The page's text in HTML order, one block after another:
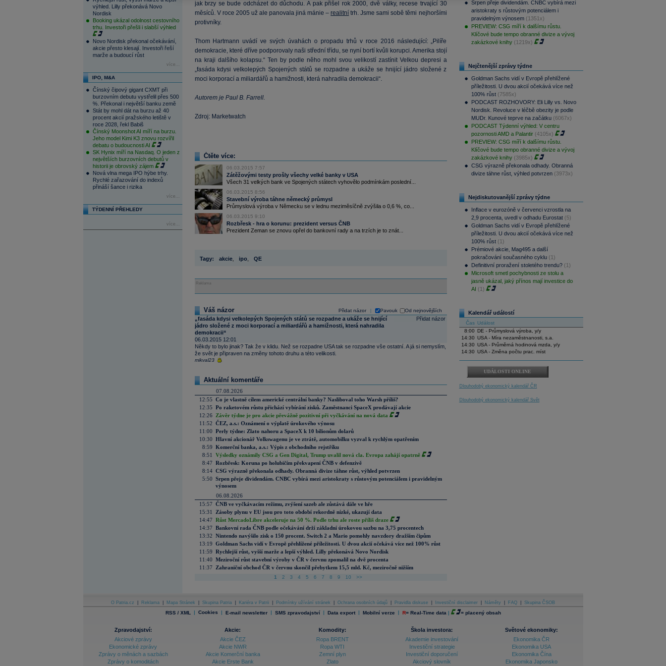
výhled. Lilly překonává Novo
Nordisk
Booking ukázal odolnost cestovního
trhu. Investoři přešli i slabší výhled
Novo Nordisk překonal očekávání,
akcie přesto klesají. Investoři řeší
marže a budoucí růst
více...
IPO, M&A
Čínský čipový gigant CXMT při
burzovním debutu vystřelil přes 500
%. Překonal i největší banku země
Stát by mohl dát na burzu až 40
procent akcií pražského letiště v
roce 2028, řekl Babiš
Čínský Moonshot AI míří na burzu.
Jeho model Kimi K3 znovu rozvířil
debatu o budoucnosti AI
SK Hynix míří na Nasdaq. O jeden z
největších burzovních debutů v
historii je obrovský zájem
Nová vlna mega IPO hýbe trhy.
Rychlé zařazování do indexů
přináší šance i rizika
více...
TÝDENNÍ PŘEHLEDY
více...
jak brzy se bude odcházet do důchodu. A pak přišel rok 2000, dvě války, recese trvající 30
měsíců. V roce 2005 už ale panovala jiná mánie –realitní trh. Jsme sami sobě těmi nejhoršími
protivníky.
Thom Hartmann uvádí ve svých úvahách o propadu trhů v roce 2016 následující: „Pilíře
demokracie, které dříve podporovaly naši střední třídu, se nyní bortí kvůli korupci. Amerika stojí
na kraji dalšího kolapsu.“ Ten by podle něho mohl svou velikostí zastínit Velkou depresi a
„fasáda kdysi velkolepých Spojených států se rozpadne a ukáže se hnijící jádro složené z
moci korporací a miliardářů a hamižnosti, která nahradila demokracii“.
Autorem je Paul B. Farrell.
Zdroj: Marketwatch
Čtěte více:
06.03.2015 7:57
Zátěžovými testy prošly všechy velké banky v USA
Všech 31 velkých bank ve Spojených státech vyhovělo podmínkám poslední...
06.03.2015 8:56
Stavební výroba táhne německý průmysl
Průmyslová výroba v Německu se v lednu meziměsíčně zvýšila o 0,6 %, co...
06.03.2015 9:10
Rozbřesk - hra o korunu: prezident versus ČNB
Prezident Zeman se znovu opřel do bankovní rady a na trzích je to znát...
Tagy: akcie, ipo, QE
Reklama
Přidat názor Pavouk Od nejnovějších
Váš názor
Přidat názor
„fasáda kdysi velkolepých Spojených států se rozpadne a ukáže se hnijící
jádro složené z moci korporací a miliardářů a hamižnosti, která nahradila
demokracii“
06.03.2015 12:01
Někdy to bylo jinak? Tak že v klidu. Než se rozpadne USA tak se rozpadne vše ostatní. A já si nemyslím,
že svět je připraven na změny tohoto druhu a této velikosti.
mikval23
Aktuální komentáře
07.08.2026
12:55 Co je vlastně cílem americké centrální banky? Nasliboval toho Warsh příliš?
12:35 Po raketovém růstu přichází vybírání zisků. Zaměstnanci SpaceX prodávají akcie
12:26
Závěr týdne je pro akcie převážně pozitivní při vyčkávání na nová data
11:52 ČEZ, a.s.: Oznámení o výplatě úrokového výnosu
11:00 Perly týdne: Zlato nahoru a SpaceX k 10 bilionům dolarů
10:30 Hlavní akcionář Volkswagenu je ve ztrátě, automobilku vyzval k rychlým opatřením
8:59 Komerční banka, a.s.: Výpis z obchodního rejstříku
8:51
Výsledky oznámily CSG a Gen Digital, Trump uvalil nová cla. Evropa zahájí opatrně
8:47 Rozbřesk: Koruna po holubičím překvapení ČNB v defenzivě
8:14 CSG výrazně překonala odhady. Obranná divize táhne růst, výhled potvrzen
5:50 Srpen přeje dividendám. CNBC vybírá mezi aristokraty s růstovým potenciálem i pravidelným
výnosem
06.08.2026
15:57 ČNB ve vyčkávacím režimu, zvýšení sazeb ale zůstává dále ve hře
15:31
Zásoby plynu v EU jsou pro toto období rekordně nízké, ukazují data
14:47 Růst MercadoLibre akceleruje na 50 %. Podle trhu ale roste příliš draze
14:37 Bankovní rada ČNB podle očekávání drží základní úrokovou sazbu na 3,75 procentech
13:32 Nintendo navýšilo zisk o 150 procent. Switch 2 a Mario pomohly navzdory dražším čipům
13:19 Goldman Sachs vidí v Evropě přehlížené příležitosti. U dvou akcií očekává více než 100% růst
11:59 Rychlejší růst, vyšší marže a lepší výhled. Lilly překonává Novo Nordisk
11:40 Meziroční růst stavební výroby v ČR v červnu zpomalil na dvě procenta
11:37
Zahraniční obchod ČR v červnu skončil přebytkem 15,5 mld. Kč, meziročně nižším
1 2 3 4 5 6 7 8 9 10 >>
Srpen přeje dividendám. CNBC vybírá mezi
aristokraty s růstovým potenciálem i
pravidelným výnosem (1351x)
PREVIEW: CSG míří k dalšímu růstu.
Klíčové bude tempo obranné divize a vývoj
zakázkové knihy (1219x)
Nejčtenější zprávy týdne
Goldman Sachs vidí v Evropě přehlížené
příležitosti. U dvou akcií očekává více než
100% růst (7585x)
PODCAST ROZHOVORY: Eli Lilly vs. Novo
Nordisk. Revoluce v léčbě obezity je podle
MUDr. Kunové teprve na začátku (6067x)
PODCAST Týdenní výhled: V centru
pozornosti AMD a Palantir (4105x)
PREVIEW: CSG míří k dalšímu růstu.
Klíčové bude tempo obranné divize a vývoj
zakázkové knihy (3985x)
CSG výrazně překonala odhady. Obranná
divize táhne růst, výhled potvrzen (3973x)
Nejdiskutovanější zprávy týdne
Inflace v eurozóně v červenci vzrostla na
2,9 procenta, uvedl v odhadu Eurostat (5)
Goldman Sachs vidí v Evropě přehlížené
příležitosti. U dvou akcií očekává více než
100% růst (1)
Prémiové akcie, Mag495 a další
pokračování současného cyklu (1)
Definitivní proražení stoletého trendu? (1)
Microsoft smetl pochybnosti ze stolu a
jasně ukázal, jaký přínos mají investice do
AI (1)
Kalendář událostí
Čas Událost
8:00
DE - Průmyslová výroba, y/y
14:30 USA - Míra nezaměstnanosti, s.a.
14:30 USA - Průměrná hodinová mzda, y/y
14:30 USA - Změna počtu prac. míst
UDÁLOSTI ONLINE
Dlouhodobý ekonomický kalendář ČR
Dlouhodobý ekonomický kalendář Svět
O Patria.cz Reklama Mapa Stránek Skupina Patria Kariéra v Patrii Podmínky užívání stránek Ochrana osobních údajů Pravidla diskuse Investiční disclaimer Náměty FAQ Skupina ČSOB
RSS / XML | Cookies | E-mail newsletter | SMS zpravodajství | Data export | Mobilní verze | R= Real-Time data | = placený obsah
Zpravodajství:
Akciové zprávy
Ekonomické zprávy
Zprávy o měnách a sazbách
Zprávy o komoditách
Akcie:
Akcie ČEZ
Akcie NWR
Akcie Komerční banka
Akcie Erste Bank
Komodity:
Ropa BRENT
Ropa WTI
Zemní plyn
Zlato
Škola investora:
Akademie investování
Investiční strategie
Investiční doporučení
Akciový slovník
Světové ekonomiky:
Ekonomika ČR
Ekonomika USA
Ekonomika Čína
Ekonomika Japonsko